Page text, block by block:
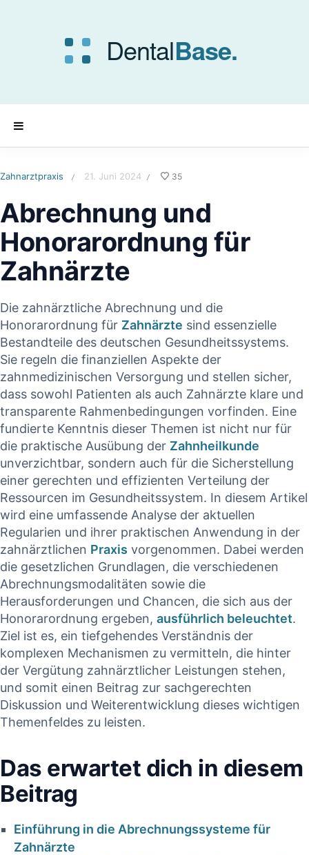
Zahnarztpraxis / 21. Juni 2024 / 35
Abrechnung und
Honorarordnung für
Zahnärzte
Die zahnärztliche Abrechnung und die
Honorarordnung für Zahnärzte sind essenzielle
Bestandteile des deutschen​ Gesundheitssystems.
⁣Sie ​regeln die finanziellen Aspekte ‍der
zahnmedizinischen Versorgung und stellen sicher,
dass sowohl Patienten als auch Zahnärzte klare und‍
transparente Rahmenbedingungen vorfinden. Eine
fundierte Kenntnis dieser Themen ist‌ nicht nur für
‌die praktische‍ Ausübung der Zahnheilkunde
unverzichtbar, sondern auch für​ die Sicherstellung
einer gerechten und​ effizienten Verteilung der
Ressourcen⁣ im Gesundheitssystem. In diesem ​Artikel
wird​ eine ⁢umfassende Analyse der aktuellen
Regularien⁢ und‍ ihrer praktischen⁤ Anwendung in der
zahnärztlichen Praxis ⁢vorgenommen. Dabei werden
die gesetzlichen Grundlagen, die ‌verschiedenen
⁣Abrechnungsmodalitäten sowie ‍die
Herausforderungen und Chancen, die sich ‍aus der
Honorarordnung ergeben, ausführlich beleuchtet.
Ziel ist ⁣es, ein tiefgehendes Verständnis der
komplexen Mechanismen zu vermitteln, die⁣ hinter
der Vergütung zahnärztlicher Leistungen ‍stehen,
und somit einen Beitrag zur sachgerechten
Diskussion ⁢und Weiterentwicklung dieses wichtigen
Themenfeldes‌ zu​ leisten.
Das erwartet dich in diesem⁤
Beitrag
Einführung in⁣ die Abrechnungssysteme⁢ für
Zahnärzte